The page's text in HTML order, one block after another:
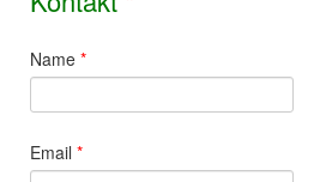
Name *
Email *